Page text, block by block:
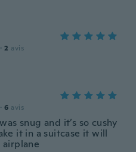
· 2 avis
· 6 avis
snug and it’s so cushy
it in a suitcase it will